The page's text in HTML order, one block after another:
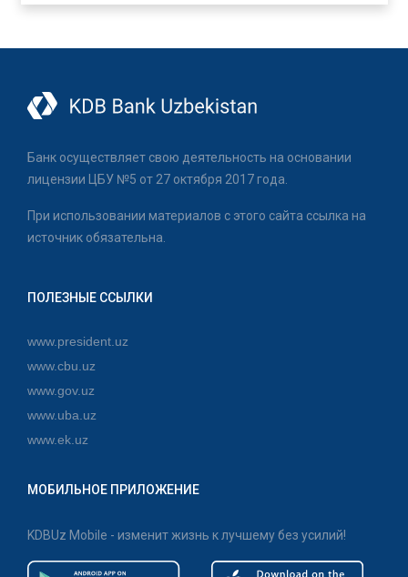
Банк осуществляет свою деятельность на основании
лицензии ЦБУ №5 от 27 октября 2017 года.
При использовании материалов с этого сайта ссылка на
источник обязательна.
ПОЛЕЗНЫЕ ССЫЛКИ
www.president.uz
www.cbu.uz
www.gov.uz
www.uba.uz
www.ek.uz
МОБИЛЬНОЕ ПРИЛОЖЕНИЕ
KDBUz Mobile - изменит жизнь к лучшему без усилий!